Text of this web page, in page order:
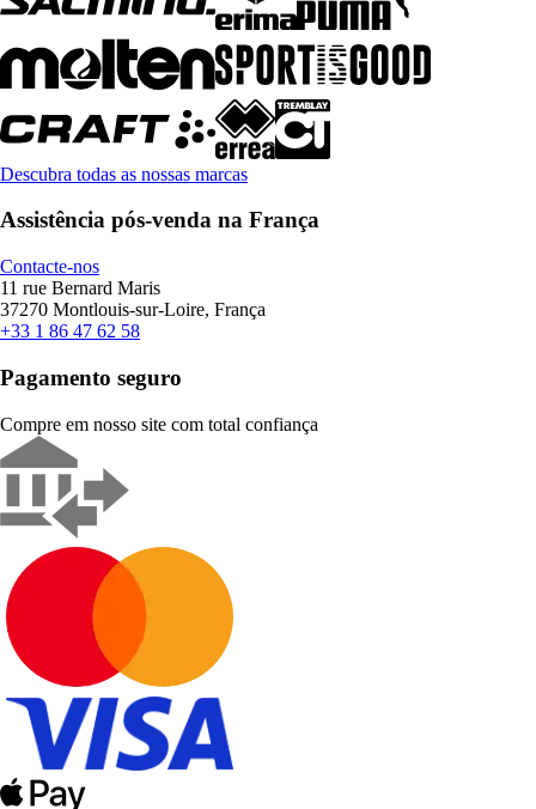
Descubra todas as nossas marcas
Assistência pós-venda na França
Contacte-nos
11 rue Bernard Maris
37270 Montlouis-sur-Loire, França
+33 1 86 47 62 58
Pagamento seguro
Compre em nosso site com total confiança